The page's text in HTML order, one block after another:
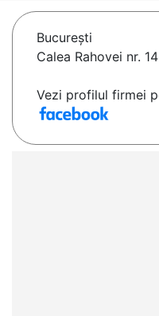
Bucureşti
Calea Rahovei nr.
Vezi profilul firmei